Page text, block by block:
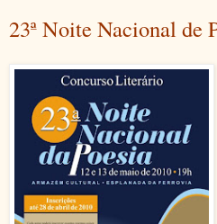
23ª Noite Nacional de